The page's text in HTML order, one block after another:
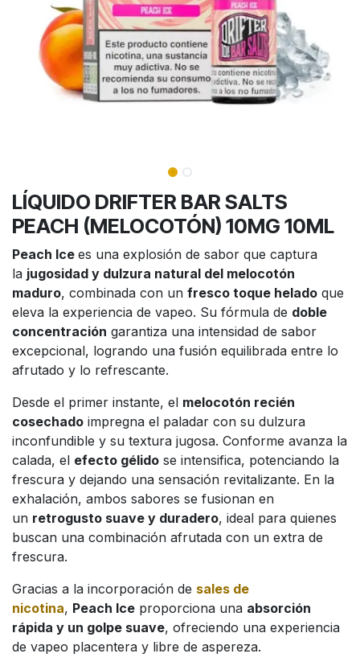
LÍQUIDO DRIFTER BAR SALTS
PEACH (MELOCOTÓN) 10MG 10ML
Peach Ice es una explosión de sabor que captura
la jugosidad y dulzura natural del melocotón
maduro, combinada con un fresco toque helado que
eleva la experiencia de vapeo. Su fórmula de doble
concentración garantiza una intensidad de sabor
excepcional, logrando una fusión equilibrada entre lo
afrutado y lo refrescante.
Desde el primer instante, el melocotón recién
cosechado impregna el paladar con su dulzura
inconfundible y su textura jugosa. Conforme avanza la
calada, el efecto gélido se intensifica, potenciando la
frescura y dejando una sensación revitalizante. En la
exhalación, ambos sabores se fusionan en
un retrogusto suave y duradero, ideal para quienes
buscan una combinación afrutada con un extra de
frescura.
Gracias a la incorporación de sales de
nicotina, Peach Ice proporciona una absorción
rápida y un golpe suave, ofreciendo una experiencia
de vapeo placentera y libre de aspereza.